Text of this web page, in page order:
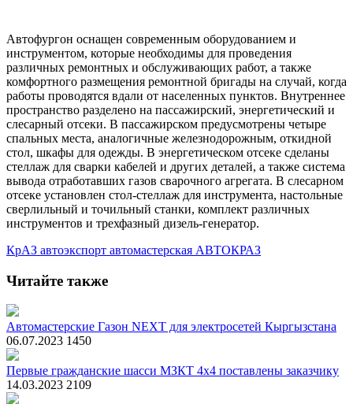
Автофургон оснащен современным оборудованием и
инструментом, которые необходимы для проведения
различных ремонтных и обслуживающих работ, а также
комфортного размещения ремонтной бригады на случай, когда
работы проводятся вдали от населенных пунктов. Внутреннее
пространство разделено на пассажирский, энергетический и
слесарный отсеки. В пассажирском предусмотрены четыре
спальных места, аналогичные железнодорожным, откидной
стол, шкафы для одежды. В энергетическом отсеке сделаны
стеллаж для сварки кабелей и других деталей, а также система
вывода отработавших газов сварочного агрегата. В слесарном
отсеке установлен стол-стеллаж для инструмента, настольные
сверлильный и точильный станки, комплект различных
инструментов и трехфазный дизель-генератор.
КрАЗ автоэкспорт автомастерская АВТОКРАЗ
Читайте также
Автомастерские Газон NEXT для электросетей Кыргызстана
06.07.2023 1450
Первые гражданские шасси МЗКТ 4х4 поставлены заказчику
14.03.2023 2109